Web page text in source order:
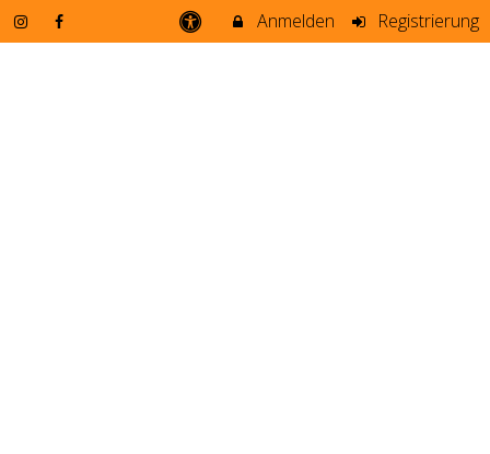
Anmelden Registrierung